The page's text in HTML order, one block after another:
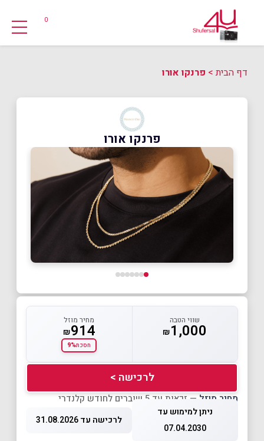
0
דף הבית> פרנקו אורו
פרנקו אורו
שווי הטבה
₪1,000
מחיר מוזל
₪914
חסכת9%
לרכישה >
מחיר מוזל — זכאות עד 5 שוברים לחודש קלנדרי
ניתן למימוש עד
07.04.2030
לרכישה עד 31.08.2026